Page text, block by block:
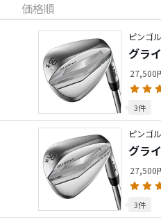
価格順
ピンゴ
グラ
27,500
3件
ピンゴ
グラ
27,500
3件